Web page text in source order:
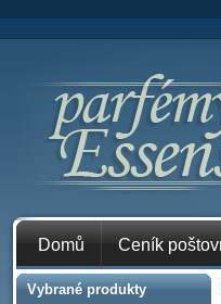
Domů Ceník
Vybrané produkty